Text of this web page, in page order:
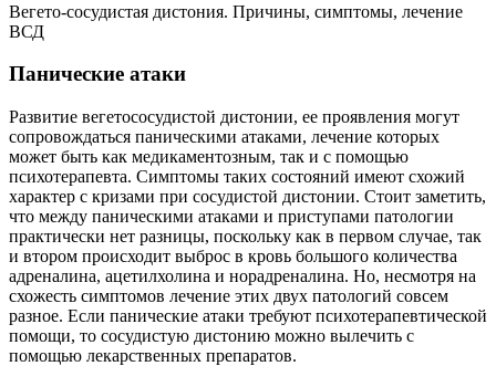
Вегето-сосудистая дистония. Причины, симптомы, лечение
ВСД
Панические атаки
Развитие вегетососудистой дистонии, ее проявления могут
сопровождаться паническими атаками, лечение которых
может быть как медикаментозным, так и с помощью
психотерапевта. Симптомы таких состояний имеют схожий
характер с кризами при сосудистой дистонии. Стоит заметить,
что между паническими атаками и приступами патологии
практически нет разницы, поскольку как в первом случае, так
и втором происходит выброс в кровь большого количества
адреналина, ацетилхолина и норадреналина. Но, несмотря на
схожесть симптомов лечение этих двух патологий совсем
разное. Если панические атаки требуют психотерапевтической
помощи, то сосудистую дистонию можно вылечить с
помощью лекарственных препаратов.